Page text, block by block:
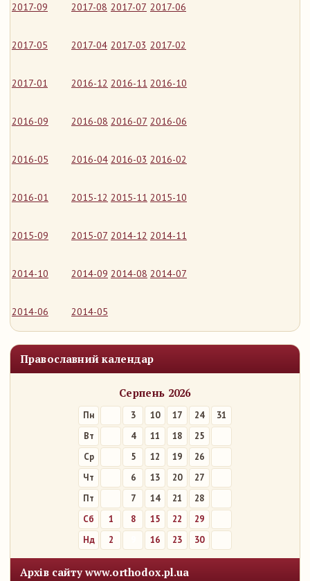
2017-09 2017-08 2017-07 2017-06
2017-05 2017-04 2017-03 2017-02
2017-01 2016-12 2016-11 2016-10
2016-09 2016-08 2016-07 2016-06
2016-05 2016-04 2016-03 2016-02
2016-01 2015-12 2015-11 2015-10
2015-09 2015-07 2014-12 2014-11
2014-10 2014-09 2014-08 2014-07
2014-06 2014-05
Православний календар
Серпень 2026
Пн 3 10 17 24
31
Вт
4 11 18
25
Ср
5 12 19
26
Чт
6 13 20
27
Пт
7 14 21
28
Сб
1 8 15 22
29
Нд
2 16 23 30
Архів сайту www.orthodox.pl.ua